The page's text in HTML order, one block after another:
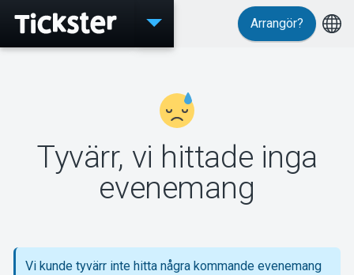
Evenemang
MyTickster
Support
Arrangör?
Tyvärr, vi hittade inga
evenemang
Vi kunde tyvärr inte hitta några kommande evenemang